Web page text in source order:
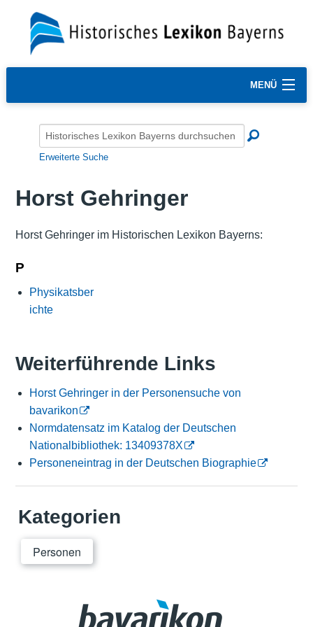
MENÜ
Erweiterte Suche
Horst Gehringer
Horst Gehringer im Historischen Lexikon Bayerns:
P
Physikatsber
ichte
Weiterführende Links
Horst Gehringer in der Personensuche von
bavarikon
Normdatensatz im Katalog der Deutschen
Nationalbibliothek: 13409378X
Personeneintrag in der Deutschen Biographie
Kategorien
Personen